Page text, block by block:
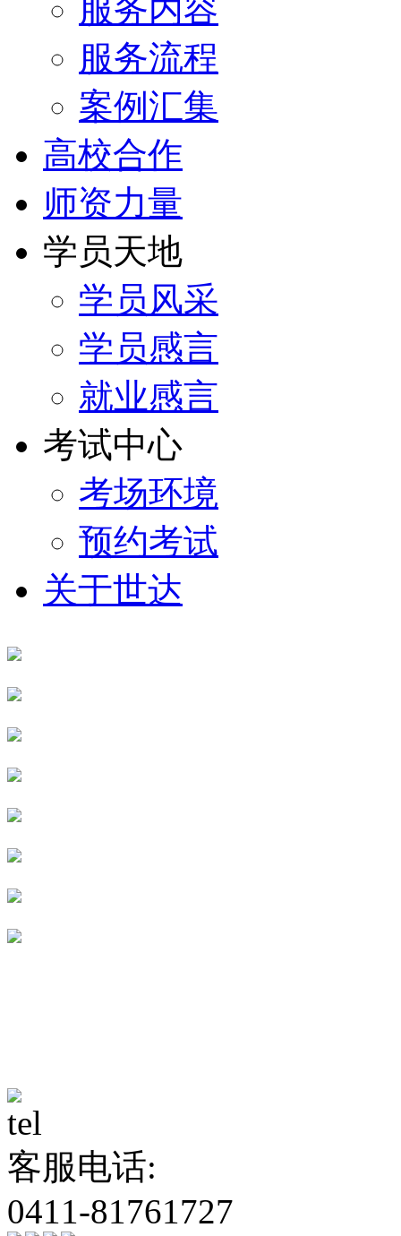
服务内容
服务流程
案例汇集
高校合作
师资力量
学员天地
学员风采
学员感言
就业感言
考试中心
考场环境
预约考试
关于世达
客服电话:
0411-81761727